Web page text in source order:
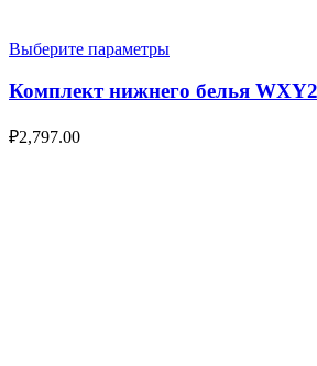
Выберите параметры
Комплект нижнего белья
₽2,797.00